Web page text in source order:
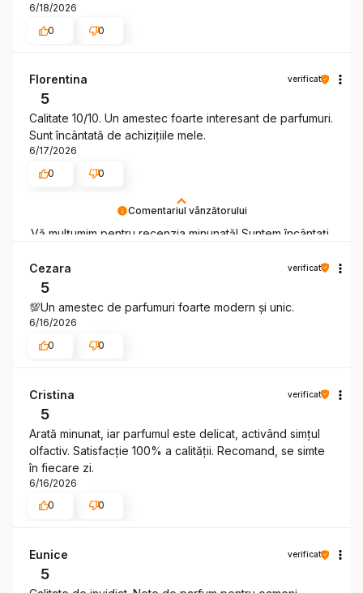
6/18/2026
0
0
Comentariul vânzătorului
Vă mulțumim pentru recenzia minunată! Suntem încântați
noastre și de amestecul interesant de parfumuri. Vă
invităm să descoperiți și celelalte produse ale noastre!
Echipa Victoria's Secret.
Florentina verificat
5
Calitate 10/10. Un amestec foarte interesant de parfumuri.
Sunt încântată de achizițiile mele.
6/17/2026
0
0
Cezara verificat
5
💯Un amestec de parfumuri foarte modern și unic.
6/16/2026
0
0
Cristina verificat
5
Arată minunat, iar parfumul este delicat, activând simțul
olfactiv. Satisfacție 100% a calității. Recomand, se simte
în fiecare zi.
6/16/2026
0
0
Eunice verificat
5